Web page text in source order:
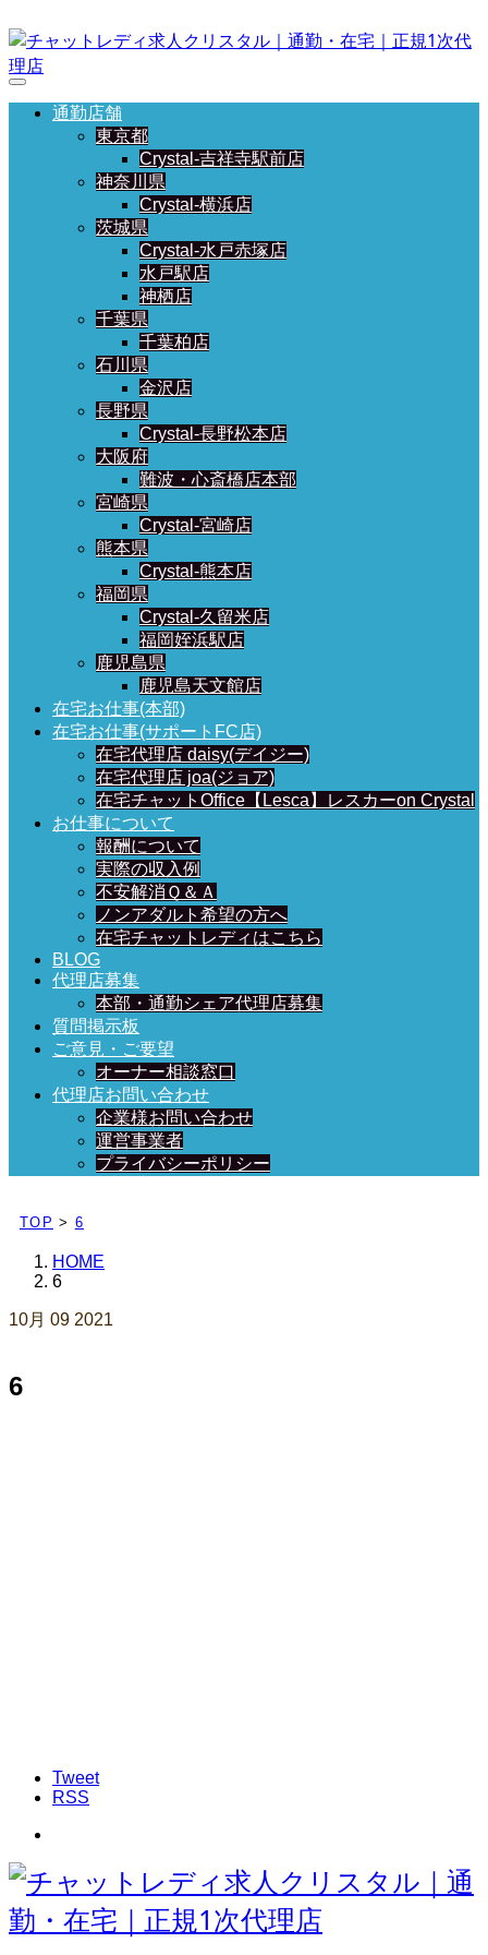
通勤店舗
東京都
Crystal-吉祥寺駅前店
神奈川県
Crystal-横浜店
茨城県
Crystal-水戸赤塚店
水戸駅店
神栖店
千葉県
千葉柏店
石川県
金沢店
長野県
Crystal-長野松本店
大阪府
難波・心斎橋店本部
宮崎県
Crystal-宮崎店
熊本県
Crystal-熊本店
福岡県
Crystal-久留米店
福岡姪浜駅店
鹿児島県
鹿児島天文館店
在宅お仕事(本部)
在宅お仕事(サポートFC店)
在宅代理店 daisy(デイジー)
在宅代理店 joa(ジョア)
在宅チャットOffice【Lesca】レスカーon Crystal
お仕事について
報酬について
実際の収入例
不安解消Ｑ＆Ａ
ノンアダルト希望の方へ
在宅チャットレディはこちら
BLOG
代理店募集
本部・通勤シェア代理店募集
質問掲示板
ご意見・ご要望
オーナー相談窓口
代理店お問い合わせ
企業様お問い合わせ
運営事業者
プライバシーポリシー
TOP > 6
HOME
6
10月 09 2021
6
Tweet
RSS